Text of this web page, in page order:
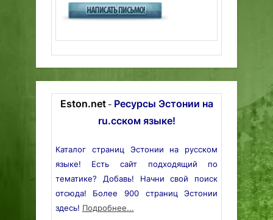
Eston.net- Ресурсы Эстонии на
ru.сском языке!
Каталог страниц Эстонии на русском
языке! Есть сайт подходящий по
тематике? Добавь! Начни свой поиск
отсюда! Более 900 страниц Эстонии
здесь! Подробнее...